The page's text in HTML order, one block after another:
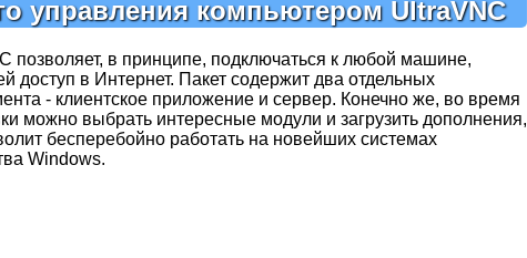
управления компьютером UltraVNC
позволяет, в принципе, подключаться к любой машине,
доступ в Интернет. Пакет содержит два отдельных
- клиентское приложение и сервер. Конечно же, во время
можно выбрать интересные модули и загрузить дополнения,
бесперебойно работать на новейших системах
Windows.